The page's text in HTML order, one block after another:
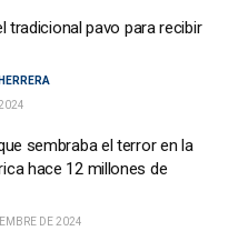
tradicional pavo para recibir
sembraba el terror en la
hace 12 millones de
DE 2024